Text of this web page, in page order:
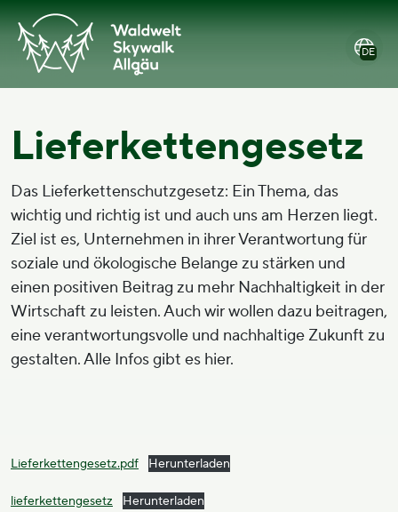
Zum
Inhalt
springen
Hauptmenü
öffnen
Zum
Footer
springen
Zur
Barrierefreiheitserklärung
DE
Lieferkettengesetz
Das Lieferkettenschutzgesetz: Ein Thema, das
wichtig und richtig ist und auch uns am Herzen liegt.
Ziel ist es, Unternehmen in ihrer Verantwortung für
soziale und ökologische Belange zu stärken und
einen positiven Beitrag zu mehr Nachhaltigkeit in der
Wirtschaft zu leisten. Auch wir wollen dazu beitragen,
eine verantwortungsvolle und nachhaltige Zukunft zu
gestalten. Alle Infos gibt es hier.
Lieferkettengesetz.pdf Herunterladen
lieferkettengesetz Herunterladen